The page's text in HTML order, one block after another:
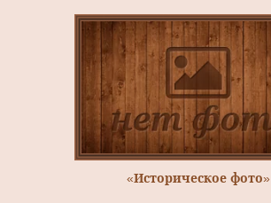
«Историческое фото»